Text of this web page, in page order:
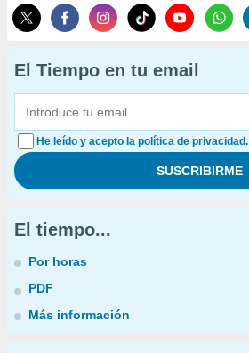
El Tiempo en tu email
He leído y acepto la política de privacidad.
El tiempo...
Por horas
PDF
Más información